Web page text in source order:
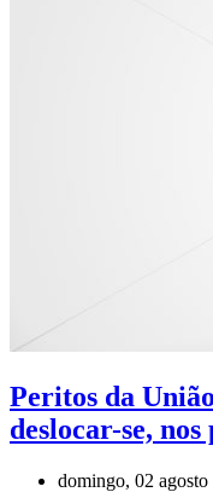
Peritos da
deslocar-se,
domingo, 02